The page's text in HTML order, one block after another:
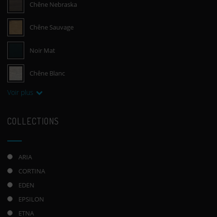
Chêne Nebraska
Chêne Sauvage
Noir Mat
Chêne Blanc
Voir plus
COLLECTIONS
ARIA
CORTINA
EDEN
EPSILON
ETNA